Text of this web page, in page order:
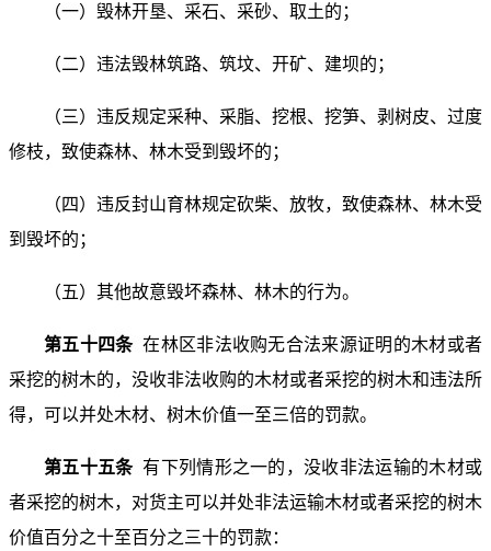
（一）毁林开垦、采石、采砂、取土的；
（二）违法毁林筑路、筑坟、开矿、建坝的；
（三）违反规定采种、采脂、挖根、挖笋、剥树皮、过度
修枝，致使森林、林木受到毁坏的；
（四）违反封山育林规定砍柴、放牧，致使森林、林木受
到毁坏的；
（五）其他故意毁坏森林、林木的行为。
第五十四条在林区非法收购无合法来源证明的木材或者
采挖的树木的，没收非法收购的木材或者采挖的树木和违法所
得，可以并处木材、树木价值一至三倍的罚款。
第五十五条有下列情形之一的，没收非法运输的木材或
者采挖的树木，对货主可以并处非法运输木材或者采挖的树木
价值百分之十至百分之三十的罚款：